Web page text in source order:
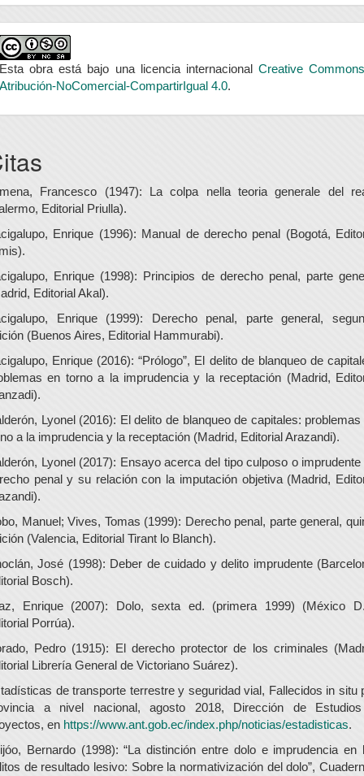
Esta obra está bajo una licencia internacional Creative Commons
Atribución-NoComercial-CompartirIgual 4.0.
Francesco (1947): La colpa nella teoria generale del
Editorial Priulla).
Enrique (1996): Manual de derecho penal (Bogotá,
Enrique (1998): Principios de derecho penal, parte
Editorial Akal).
Enrique (1999): Derecho penal, parte general,
(Buenos Aires, Editorial Hammurabi).
Enrique (2016): “Prólogo”, El delito de blanqueo de
en torno a la imprudencia y la receptación (Madrid,
Lyonel (2016): El delito de blanqueo de capitales: problemas
a la imprudencia y la receptación (Madrid, Editorial Arazandi).
Lyonel (2017): Ensayo acerca del tipo culposo o imprudente
penal y su relación con la imputación objetiva (Madrid,
Manuel; Vives, Tomas (1999): Derecho penal, parte general,
(Valencia, Editorial Tirant lo Blanch).
José (1998): Deber de cuidado y delito imprudente
Bosch).
Enrique (2007): Dolo, sexta ed. (primera 1999) (México
Porrúa).
Pedro (1915): El derecho protector de los criminales
Librería General de Victoriano Suárez).
de transporte terrestre y seguridad vial, Fallecidos in situ
a nivel nacional, agosto 2018, Dirección de
en https://www.ant.gob.ec/index.php/noticias/estadisticas.
Bernardo (1998): “La distinción entre dolo e imprudencia en
de resultado lesivo: Sobre la normativización del dolo”,